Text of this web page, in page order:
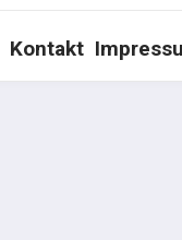
Kontakt